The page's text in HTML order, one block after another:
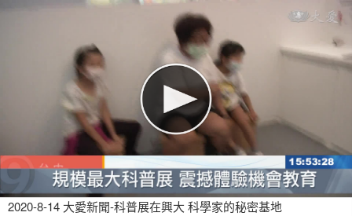
2020-8-14 大愛新聞-科普展在興大 科學家的秘密基地